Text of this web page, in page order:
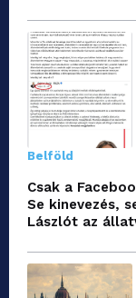
Belföld
Csak a
Se kinevezés,
Lászlót az